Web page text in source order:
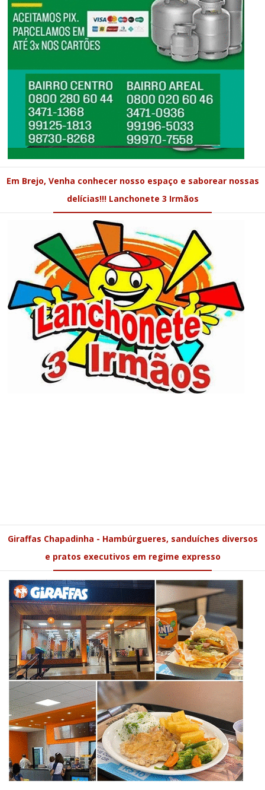
Em Brejo, Venha conhecer nosso espaço e saborear nossas
delícias!!! Lanchonete 3 Irmãos
Giraffas Chapadinha - Hambúrgueres, sanduíches diversos
e pratos executivos em regime expresso